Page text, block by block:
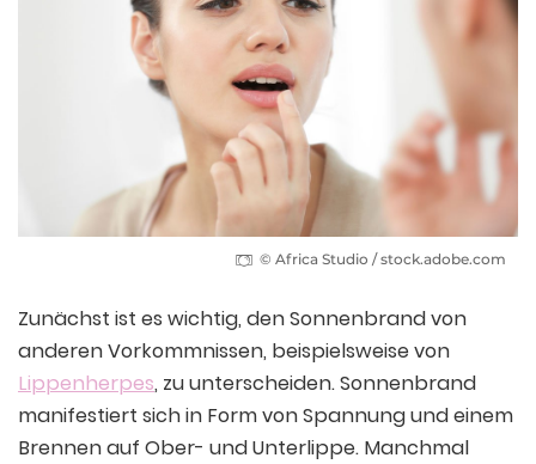
© Africa Studio / stock.adobe.com
Zunächst ist es wichtig, den Sonnenbrand von
anderen Vorkommnissen, beispielsweise von
Lippenherpes, zu unterscheiden. Sonnenbrand
manifestiert sich in Form von Spannung und einem
Brennen auf Ober- und Unterlippe. Manchmal